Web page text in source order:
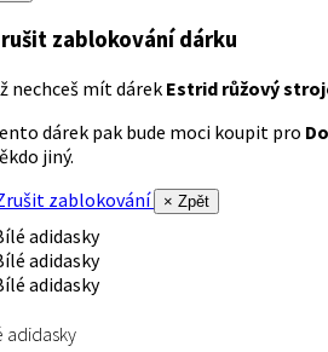
zablokování dárku
nechceš mít dárek Estrid růžový
dárek pak bude moci koupit pro
jiný.
zablokování
× Zpět
adidasky